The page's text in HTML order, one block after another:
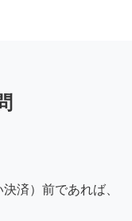
済）前であれば、